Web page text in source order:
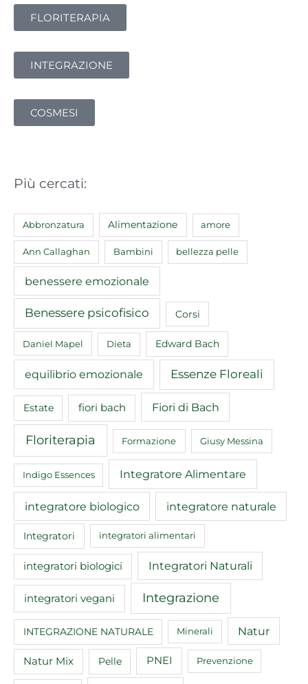
FLORITERAPIA
INTEGRAZIONE
COSMESI
Più cercati:
Abbronzatura Alimentazione amore
Ann Callaghan Bambini bellezza pelle
benessere emozionale
Benessere psicofisico Corsi
Daniel Mapel Dieta Edward Bach
equilibrio emozionale Essenze Floreali
Estate fiori bach Fiori di Bach
Floriterapia Formazione Giusy Messina
Indigo Essences Integratore Alimentare
integratore biologico integratore naturale
Integratori integratori alimentari
integratori biologici Integratori Naturali
integratori vegani Integrazione
INTEGRAZIONE NATURALE Minerali Natur
Natur Mix Pelle PNEI Prevenzione